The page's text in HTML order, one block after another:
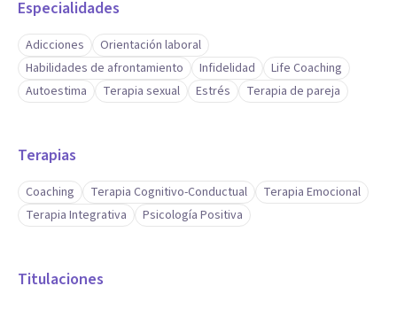
Especialidades
Adicciones
Orientación laboral
Habilidades de afrontamiento
Infidelidad
Life Coaching
Autoestima
Terapia sexual Estrés Terapia de pareja
Terapias
Coaching Terapia Cognitivo-Conductual
Terapia Emocional
Terapia Integrativa
Psicología Positiva
Titulaciones